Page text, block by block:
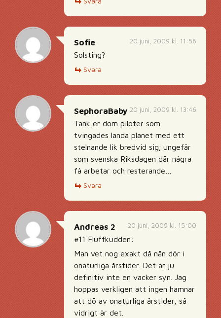
20 juni, 2009 kl. 11:56
Sofie
Solsting?
Svara
20 juni, 2009 kl. 13:46
SephoraBaby
Tänk er dom piloter som
tvingades landa planet med ett
stelnande lik bredvid sig; ungefär
som svenska Riksdagen där nâgra
fâ arbetar och resterande…
Svara
20 juni, 2009 kl. 15:00
Andreas 2
#11 Fluffkudden:
Man vet nog exakt då nån dör i
onaturliga årstider. Det är ju
definitiv inte en vacker syn. Jag
hoppas verkligen att ingen hamnar
att dö av onaturliga årstider, så
vidrigt är det.